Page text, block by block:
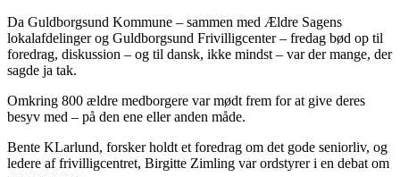
Da Guldborgsund Kommune – sammen med Ældre Sagens
lokalafdelinger og Guldborgsund Frivilligcenter – fredag bød op til
foredrag, diskussion – og til dansk, ikke mindst – var der mange, der
sagde ja tak.
Omkring 800 ældre medborgere var mødt frem for at give deres
besyv med – på den ene eller anden måde.
Bente KLarlund, forsker holdt et foredrag om det gode seniorliv, og
ledere af frivilligcentret, Birgitte Zimling var ordstyrer i en debat om